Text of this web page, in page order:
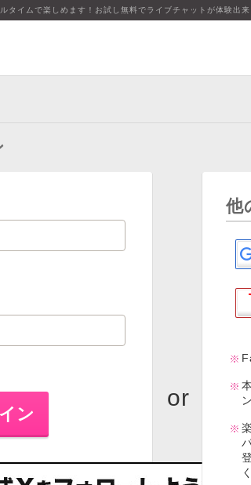
イムで楽しめます！お試し無料でライブチャットが体験出来
他